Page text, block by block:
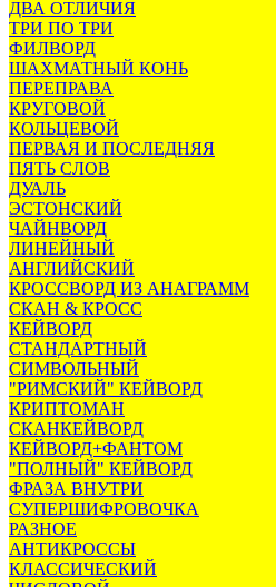
ДВА ОТЛИЧИЯ
ТРИ ПО ТРИ
ФИЛВОРД
ШАХМАТНЫЙ КОНЬ
ПЕРЕПРАВА
КРУГОВОЙ
КОЛЬЦЕВОЙ
ПЕРВАЯ И ПОСЛЕДНЯЯ
ПЯТЬ СЛОВ
ДУАЛЬ
ЭСТОНСКИЙ
ЧАЙНВОРД
ЛИНЕЙНЫЙ
АНГЛИЙСКИЙ
КРОССВОРД ИЗ АНАГРАММ
СКАН & КРОСС
КЕЙВОРД
СТАНДАРТНЫЙ
СИМВОЛЬНЫЙ
"РИМСКИЙ" КЕЙВОРД
КРИПТОМАН
СКАНКЕЙВОРД
КЕЙВОРД+ФАНТОМ
"ПОЛНЫЙ" КЕЙВОРД
ФРАЗА ВНУТРИ
СУПЕРШИФРОВОЧКА
РАЗНОЕ
АНТИКРОССЫ
КЛАССИЧЕСКИЙ